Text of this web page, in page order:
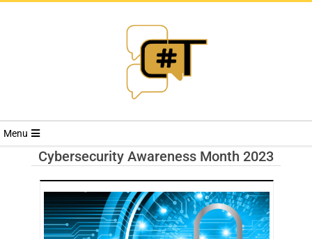
RIVISTA
TRENDS
Menu
Cybersecurity Awareness Month 2023